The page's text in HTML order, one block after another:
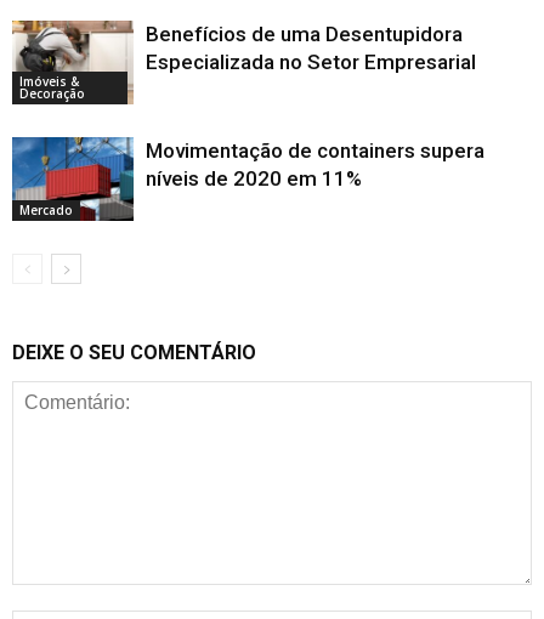
Imóveis &
Decoração
Benefícios de uma Desentupidora
Especializada no Setor Empresarial
Mercado
Movimentação de containers supera
níveis de 2020 em 11%
DEIXE O SEU COMENTÁRIO